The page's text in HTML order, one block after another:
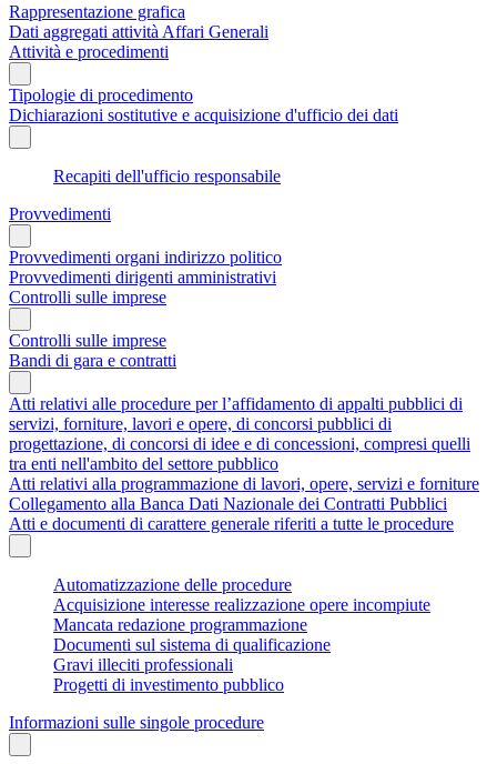
Rappresentazione grafica
Dati aggregati attività Affari Generali
Attività e procedimenti
Tipologie di procedimento
Dichiarazioni sostitutive e acquisizione d'ufficio dei dati
Recapiti dell'ufficio responsabile
Provvedimenti
Provvedimenti organi indirizzo politico
Provvedimenti dirigenti amministrativi
Controlli sulle imprese
Controlli sulle imprese
Bandi di gara e contratti
Atti relativi alle procedure per l’affidamento di appalti pubblici di
servizi, forniture, lavori e opere, di concorsi pubblici di
progettazione, di concorsi di idee e di concessioni, compresi quelli
tra enti nell'ambito del settore pubblico
Atti relativi alla programmazione di lavori, opere, servizi e forniture
Collegamento alla Banca Dati Nazionale dei Contratti Pubblici
Atti e documenti di carattere generale riferiti a tutte le procedure
Automatizzazione delle procedure
Acquisizione interesse realizzazione opere incompiute
Mancata redazione programmazione
Documenti sul sistema di qualificazione
Gravi illeciti professionali
Progetti di investimento pubblico
Informazioni sulle singole procedure